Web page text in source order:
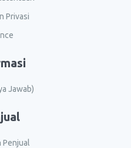
Privasi
Jawab)
Penjual